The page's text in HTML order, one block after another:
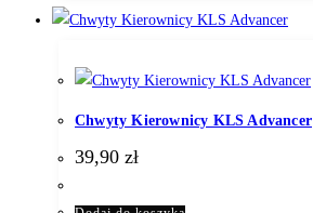
Chwyty Kierownicy KLS Advancer
39,90 zł